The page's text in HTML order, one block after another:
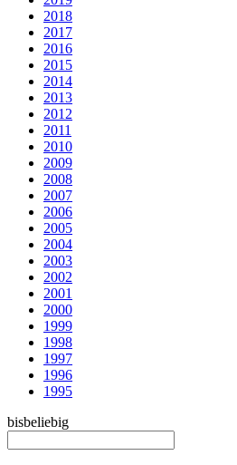
2018
2017
2016
2015
2014
2013
2012
2011
2010
2009
2008
2007
2006
2005
2004
2003
2002
2001
2000
1999
1998
1997
1996
1995
bisbeliebig